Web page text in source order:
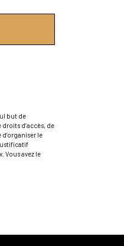
but de
d’accès, de
le
Vous avez le